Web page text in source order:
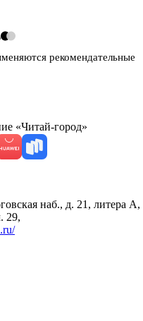
рекомендательные
«Читай-город»
наб., д. 21, литера А,
29,